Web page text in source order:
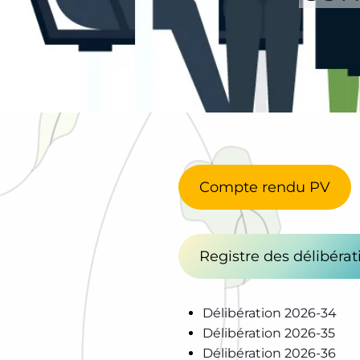
Compte rendu PV
Registre des
Délibération 2026-34
Délibération 2026-35
Délibération 2026-36